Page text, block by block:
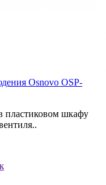
Osnovo OSP-
пластиковом шкафу